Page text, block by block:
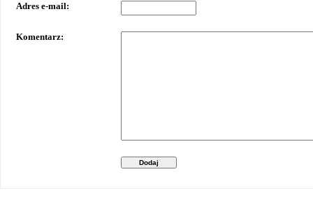
Adres e-mail:
Komentarz:
Dodaj